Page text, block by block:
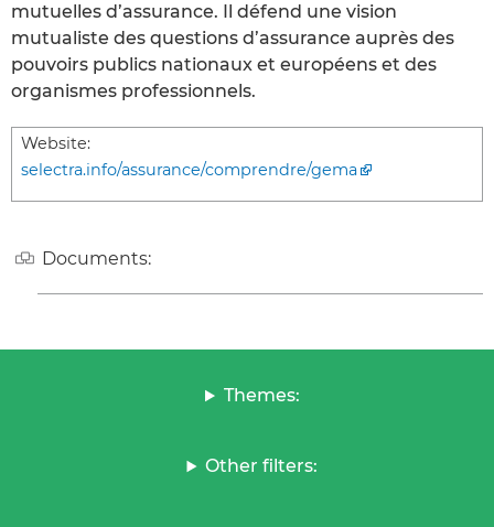
mutuelles d’assurance. Il défend une vision
mutualiste des questions d’assurance auprès des
pouvoirs publics nationaux et européens et des
organismes professionnels.
Website:
selectra.info/assurance/comprendre/gema
Documents:
Themes:
Other filters: